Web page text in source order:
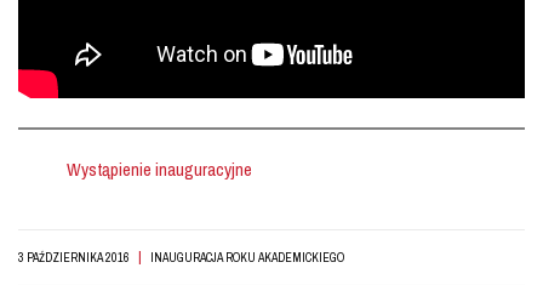
Wystąpienie inauguracyjne
3 PAŹDZIERNIKA 2016 | INAUGURACJA ROKU AKADEMICKIEGO